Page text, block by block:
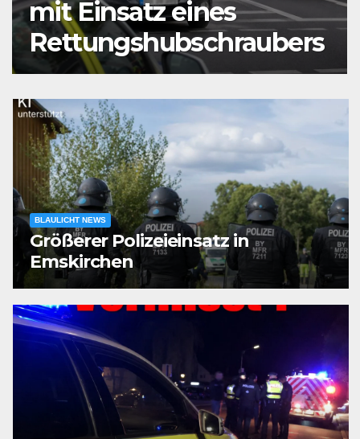
Mann vor Café
angeschossen
BLAULICHT NEWS
Größerer Polizeieinsatz in
Emskirchen